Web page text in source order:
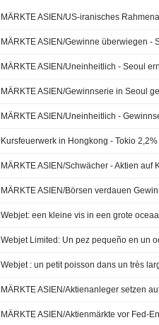
MÄRKTE ASIEN/US-iranisches
MÄRKTE ASIEN/Gewinne überwiegen -
MÄRKTE ASIEN/Uneinheitlich - Seoul
MÄRKTE ASIEN/Uneinheitlich -
Kursfeuerwerk in Hongkong - Tokio
MÄRKTE ASIEN/Schwächer - Aktien auf
MÄRKTE ASIEN/Börsen verdauen
Webjet: een kleine vis in een grote
Webjet Limited: Un pez pequeño en un
Webjet : un petit poisson dans un très
MÄRKTE ASIEN/Aktienanleger setzen
MÄRKTE ASIEN/Aktienmärkte vor Fed-